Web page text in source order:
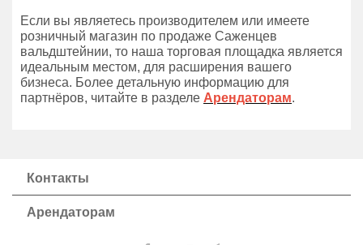
Если вы являетесь производителем или имеете
розничный магазин по продаже Саженцев
вальдштейнии, то наша торговая площадка является
идеальным местом, для расширения вашего
бизнеса. Более детальную информацию для
партнёров, читайте в разделе Арендаторам.
Контакты
Арендаторам